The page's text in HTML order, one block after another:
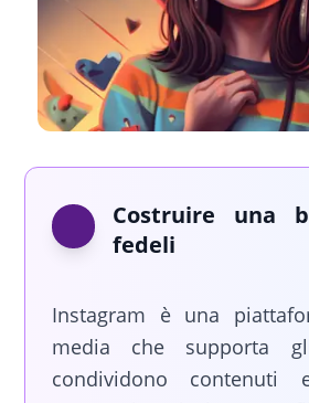
Costruire una
fedeli
Instagram è una
media che supporta
condividono contenuti